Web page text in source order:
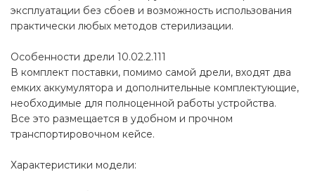
эксплуатации без сбоев и возможность использования
практически любых методов стерилизации.
Особенности дрели 10.02.2.111
В комплект поставки, помимо самой дрели, входят два
емких аккумулятора и дополнительные комплектующие,
необходимые для полноценной работы устройства.
Все это размещается в удобном и прочном
транспортировочном кейсе.
Характеристики модели: